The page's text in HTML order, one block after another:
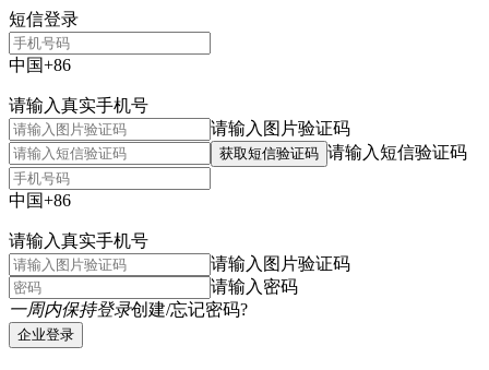
短信登录
中国+86
请输入真实手机号
请输入图片验证码
获取短信验证码 请输入短信验证码
中国+86
请输入真实手机号
请输入图片验证码
请输入密码
一周内保持登录创建/忘记密码?
企业登录